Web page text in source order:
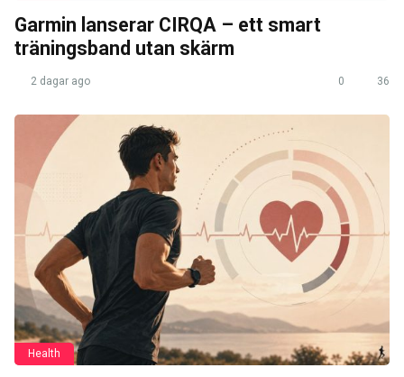
Garmin lanserar CIRQA – ett smart
träningsband utan skärm
2 dagar ago 0 36
Health